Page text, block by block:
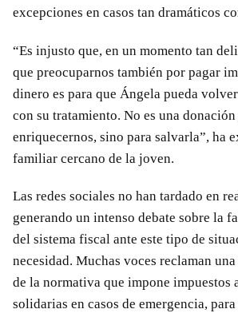
excepciones en casos tan dramáticos
“Es injusto que, en un momento tan
que preocuparnos también por pagar
dinero es para que Ángela pueda
con su tratamiento. No es una donación
enriquecernos, sino para salvarla”, ha
familiar cercano de la joven.
Las redes sociales no han tardado en
generando un intenso debate sobre la
del sistema fiscal ante este tipo de
necesidad. Muchas voces reclaman
de la normativa que impone impuestos
solidarias en casos de emergencia,